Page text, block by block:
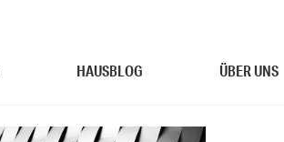
HAUSBLOG ÜBER UNS